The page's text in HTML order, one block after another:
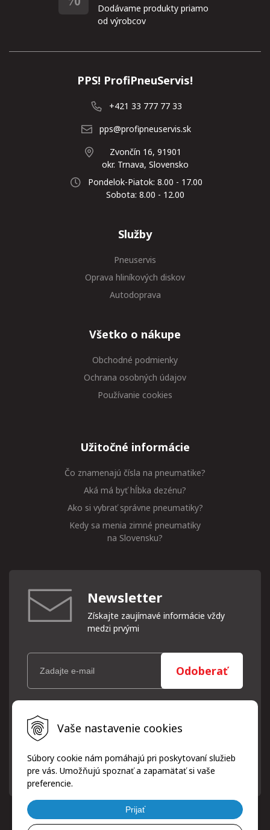
Vaše nastavenie cookies
Súbory cookie nám pomáhajú pri poskytovaní služieb
pre vás. Umožňujú spoznať a zapamätať si vaše
preferencie.
Prijať
Dodávame produkty priamo
od výrobcov
PPS! ProfiPneuServis!
+421 33 777 77 33
pps@profipneuservis.sk
Zvončín 16, 91901
okr. Trnava, Slovensko
Pondelok-Piatok: 8.00 - 17.00
Sobota: 8.00 - 12.00
Služby
Pneuservis
Oprava hliníkových diskov
Autodoprava
Všetko o nákupe
Obchodné podmienky
Ochrana osobných údajov
Používanie cookies
Užitočné informácie
Čo znamenajú čísla na pneumatike?
Aká má byť hĺbka dezénu?
Ako si vybrať správne pneumatiky?
Kedy sa menia zimné pneumatiky
na Slovensku?
Newsletter
Získajte zaujímavé informácie vždy
medzi prvými
Odoberať
Vaše osobné údaje (email) budeme spracovávať len za týmto
účelom v súlade s platnou legislatívou a zásadami ochrany
osobných údajov. Súhlas potvrdíte kliknutím na odkaz, ktorý
písomne, emailom alebo kliknutím na odkaz z ktoréhokoľvek
informačného emailu.